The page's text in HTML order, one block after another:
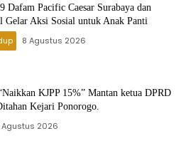
Dafam Pacific Caesar Surabaya dan
Gelar Aksi Sosial untuk Anak Panti
8 Agustus 2026
KJPP 15%” Mantan ketua DPRD
Kejari Ponorogo.
Agustus 2026